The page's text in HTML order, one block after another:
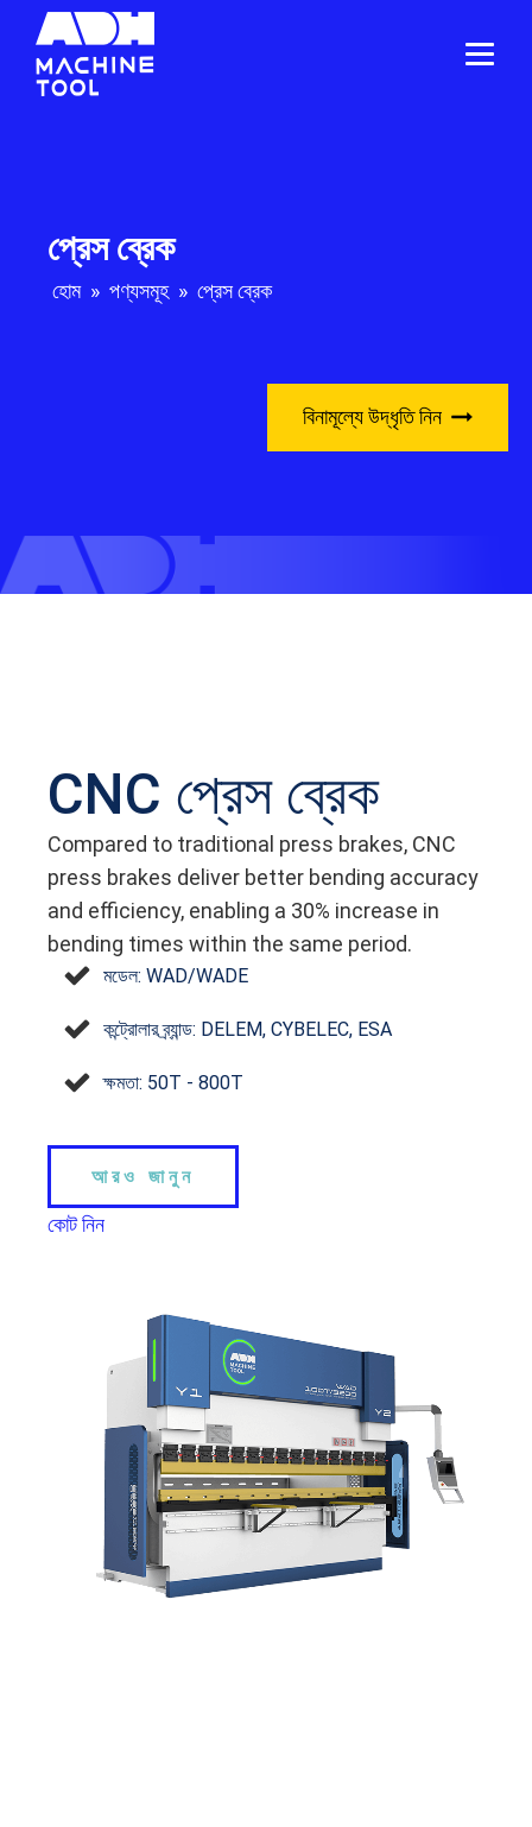
প্রেস ব্রেক
হোম » পণ্যসমূহ » প্রেস ব্রেক
বিনামূল্যে উদ্ধৃতি নিন
CNC প্রেস ব্রেক
Compared to traditional press brakes, CNC
press brakes deliver better bending accuracy
and efficiency, enabling a 30% increase in
bending times within the same period.
মডেল: WAD/WADE
কন্ট্রোলার ব্র্যান্ড: DELEM, CYBELEC, ESA
ক্ষমতা: 50T - 800T
আরও জানুন
কোট নিন